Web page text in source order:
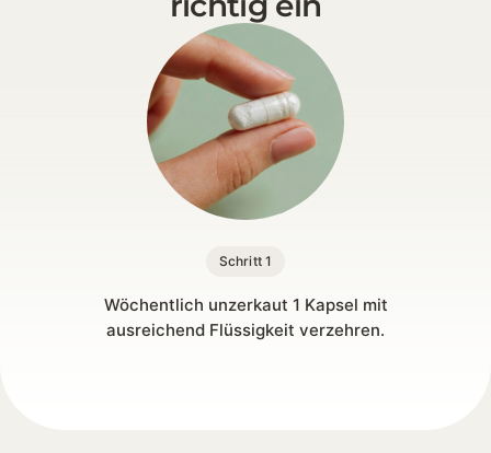
Schritt 1
Wöchentlich unzerkaut 1 Kapsel mit
ausreichend Flüssigkeit verzehren.